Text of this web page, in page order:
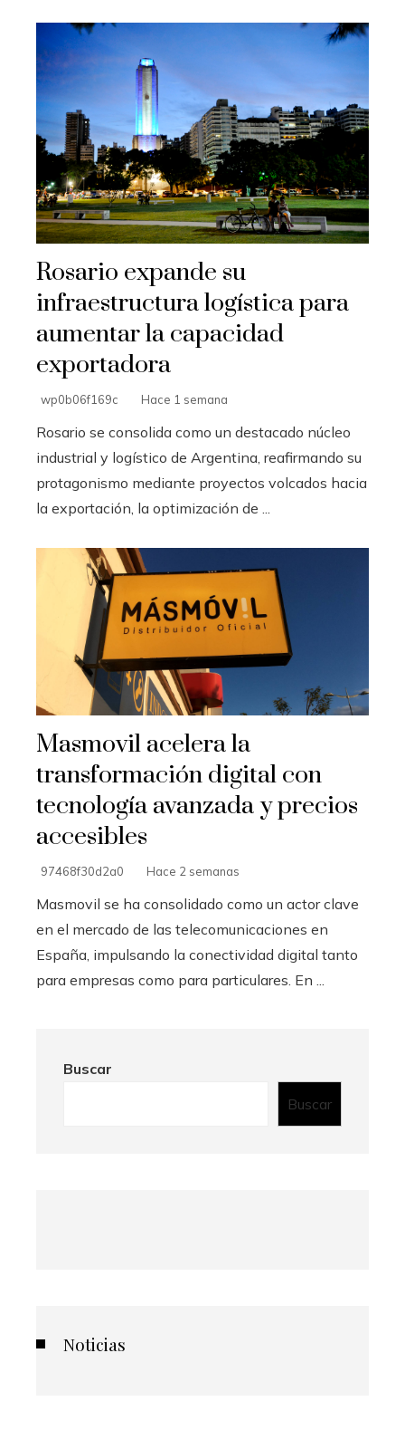
Rosario expande su
infraestructura logística para
aumentar la capacidad
exportadora
wp0b06f169c Hace 1 semana
Rosario se consolida como un destacado núcleo
industrial y logístico de Argentina, reafirmando su
protagonismo mediante proyectos volcados hacia
la exportación, la optimización de ...
Masmovil acelera la
transformación digital con
tecnología avanzada y precios
accesibles
97468f30d2a0 Hace 2 semanas
Masmovil se ha consolidado como un actor clave
en el mercado de las telecomunicaciones en
España, impulsando la conectividad digital tanto
para empresas como para particulares. En ...
Buscar
Buscar
Noticias